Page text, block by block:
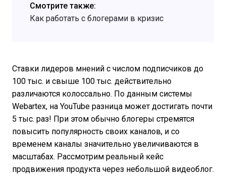
Смотрите также:
Как работать с блогерами в кризис
Ставки лидеров мнений с числом подписчиков до
100 тыс. и свыше 100 тыс. действительно
различаются колоссально. По данным системы
Webartex, на YouTube разница может достигать почти
5 тыс. раз! При этом обычно блогеры стремятся
повысить популярность своих каналов, и со
временем каналы значительно увеличиваются в
масштабах. Рассмотрим реальный кейс
продвижения продукта через небольшой видеоблог.